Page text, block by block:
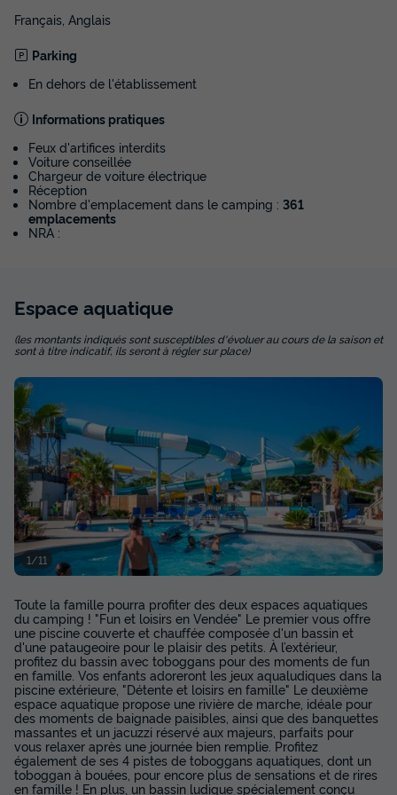
MOBILHOME 7 personnes - Evasion 2
Surface
30m²
Adultes
7 2 1
MOBILHOME 7 personnes - Evasion 2 chambres 30m²
du06/09/2026au13/09/2026
Meilleur prix pour 7 nuits
Modifier les dates
282 €
253,80 € -10%
d'économie
Voir les disponibilités
Français, Anglais
Parking
En dehors de l'établissement
Informations pratiques
Feux d'artifices interdits
Voiture conseillée
Chargeur de voiture électrique
Réception
Nombre d'emplacement dans le camping : 361
emplacements
NRA :
Espace aquatique
(les montants indiqués sont susceptibles d'évoluer au cours de la saison et
sont à titre indicatif, ils seront à régler sur place)
1/11
Toute la famille pourra profiter des deux espaces aquatiques
du camping ! "Fun et loisirs en Vendée" Le premier vous offre
une piscine couverte et chauffée composée d'un bassin et
d'une pataugeoire pour le plaisir des petits. À l’extérieur,
profitez du bassin avec toboggans pour des moments de fun
en famille. Vos enfants adoreront les jeux aqualudiques dans la
piscine extérieure, "Détente et loisirs en famille" Le deuxième
espace aquatique propose une rivière de marche, idéale pour
des moments de baignade paisibles, ainsi que des banquettes
massantes et un jacuzzi réservé aux majeurs, parfaits pour
vous relaxer après une journée bien remplie. Profitez
également de ses 4 pistes de toboggans aquatiques, dont un
toboggan à bouées, pour encore plus de sensations et de rires
en famille ! En plus, un bassin ludique spécialement conçu